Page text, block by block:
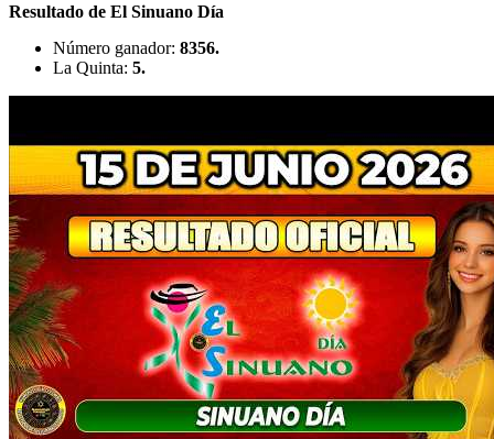
Resultado de El Sinuano Día
Número ganador: 8356.
La Quinta: 5.